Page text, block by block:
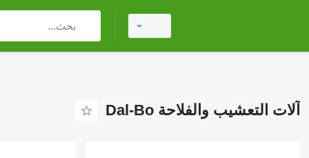
آلات التعشيب والفلاحة Dal-Bo